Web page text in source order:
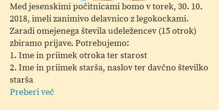
Med jesenskimi počitnicami bomo v torek, 30. 10.
2018, imeli zanimivo delavnico z legokockami.
Zaradi omejenega števila udeležencev (15 otrok)
zbiramo prijave. Potrebujemo:
1. Ime in priimek otroka ter starost
2. Ime in priimek starša, naslov ter davčno številko
starša
Preberi več